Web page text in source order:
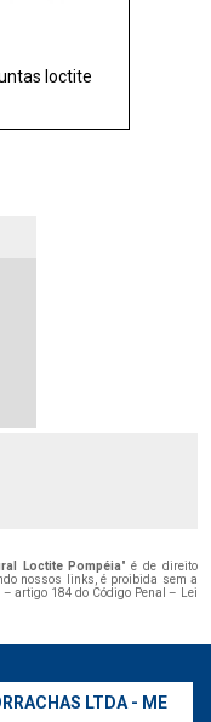
loctite
Loctite Pompéia" é de direito
nossos links, é proibida sem a
artigo 184 do Código Penal –
Lei
LTDA - ME